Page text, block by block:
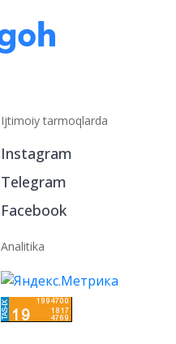
Ijtimoiy tarmoqlarda
Instagram
Telegram
Facebook
Analitika